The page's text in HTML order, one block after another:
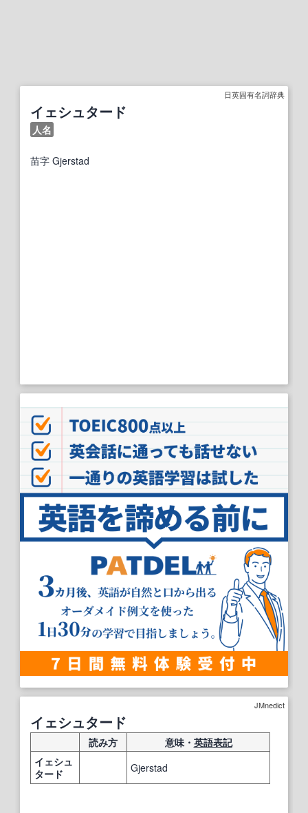
日英固有名詞辞典
イェシュタード
人名
苗字 Gjerstad
JMnedict
イェシュタード
読み方 意味・ 英語表記
イェシュ
タード
Gjerstad